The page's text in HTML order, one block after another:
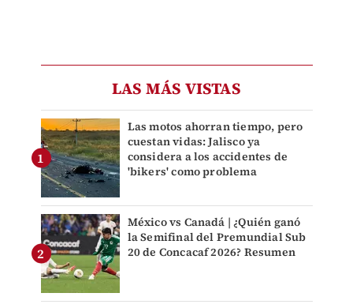
LAS MÁS VISTAS
Las motos ahorran tiempo, pero
cuestan vidas: Jalisco ya
considera a los accidentes de
'bikers' como problema
México vs Canadá | ¿Quién ganó
la Semifinal del Premundial Sub
20 de Concacaf 2026? Resumen